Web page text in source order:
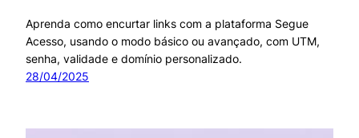
Aprenda como encurtar links com a plataforma Segue
Acesso, usando o modo básico ou avançado, com UTM,
senha, validade e domínio personalizado.
28/04/2025